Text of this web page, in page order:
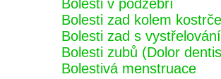
Bolesti v podžebří
Bolesti zad kolem
Bolesti zad s
Bolesti zubů (Dolor
Bolestivá menstruace